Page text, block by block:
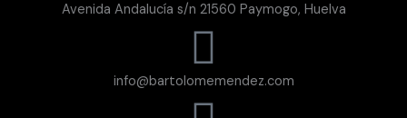
r
Avenida Andalucía s/n 21560 Paymogo, Huelva
info@bartolomemendez.com